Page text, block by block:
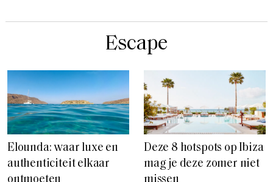
Escape
Elounda: waar luxe en
authenticiteit elkaar
Deze 8 hotspots op Ibiza
mag je deze zomer niet